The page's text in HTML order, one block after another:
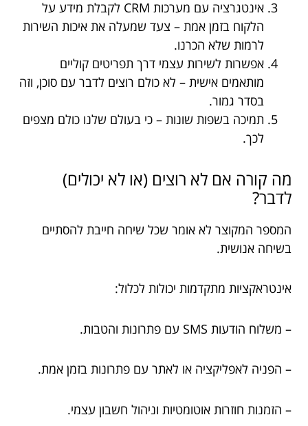
אינטגרציה עם מערכות CRM לקבלת מידע על
הלקוח בזמן אמת – צעד שמעלה את איכות השירות
לרמות שלא הכרנו.
אפשרות לשירות עצמי דרך תפריטים קוליים
מותאמים אישית – לא כולם רוצים לדבר עם סוכן, וזה
בסדר גמור.
תמיכה בשפות שונות – כי בעולם שלנו כולם מצפים
לכך.
מה קורה אם לא רוצים (או לא יכולים)
לדבר?
המספר המקוצר לא אומר שכל שיחה חייבת להסתיים
בשיחה אנושית.
אינטראקציות מתקדמות יכולות לכלול:
– משלוח הודעות SMS עם פתרונות והטבות.
– הפניה לאפליקציה או לאתר עם פתרונות בזמן אמת.
– הזמנות חוזרות אוטומטיות וניהול חשבון עצמי.